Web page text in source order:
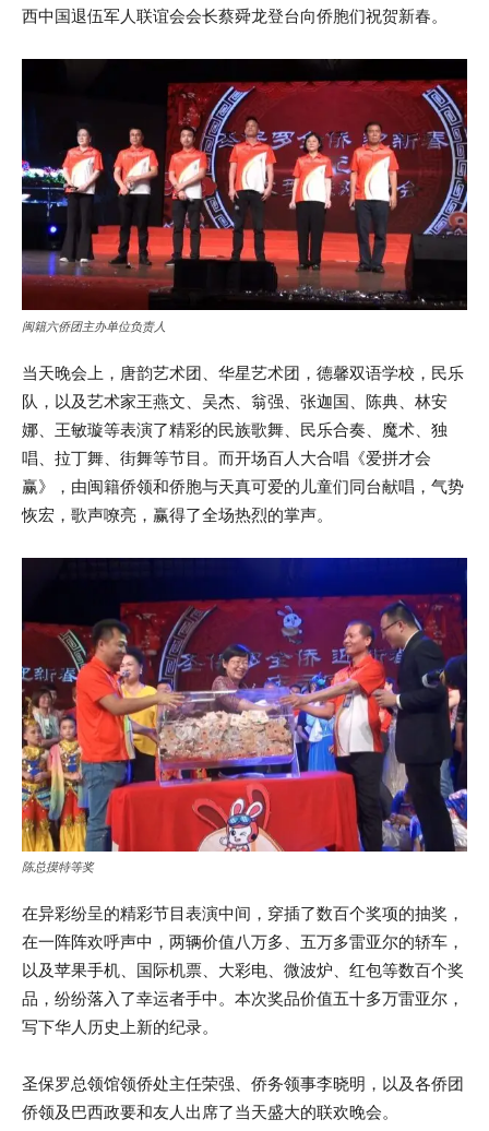
西中国退伍军人联谊会会长蔡舜龙登台向侨胞们祝贺新春。
闽籍六侨团主办单位负责人
当天晚会上，唐韵艺术团、华星艺术团，德馨双语学校，民乐
队，以及艺术家王燕文、吴杰、翁强、张迦国、陈典、林安
娜、王敏璇等表演了精彩的民族歌舞、民乐合奏、魔术、独
唱、拉丁舞、街舞等节目。而开场百人大合唱《爱拼才会
赢》，由闽籍侨领和侨胞与天真可爱的儿童们同台献唱，气势
恢宏，歌声嘹亮，赢得了全场热烈的掌声。
陈总摸特等奖
在异彩纷呈的精彩节目表演中间，穿插了数百个奖项的抽奖，
在一阵阵欢呼声中，两辆价值八万多、五万多雷亚尔的轿车，
以及苹果手机、国际机票、大彩电、微波炉、红包等数百个奖
品，纷纷落入了幸运者手中。本次奖品价值五十多万雷亚尔，
写下华人历史上新的纪录。
圣保罗总领馆领侨处主任荣强、侨务领事李晓明，以及各侨团
侨领及巴西政要和友人出席了当天盛大的联欢晚会。